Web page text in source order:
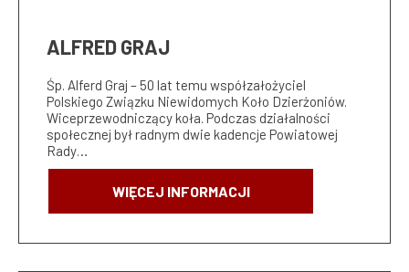
ALFRED GRAJ
Śp. Alferd Graj – 50 lat temu współzałożyciel
Polskiego Związku Niewidomych Koło Dzierżoniów.
Wiceprzewodniczący koła. Podczas działalności
społecznej był radnym dwie kadencje Powiatowej
Rady…
WIĘCEJ INFORMACJI